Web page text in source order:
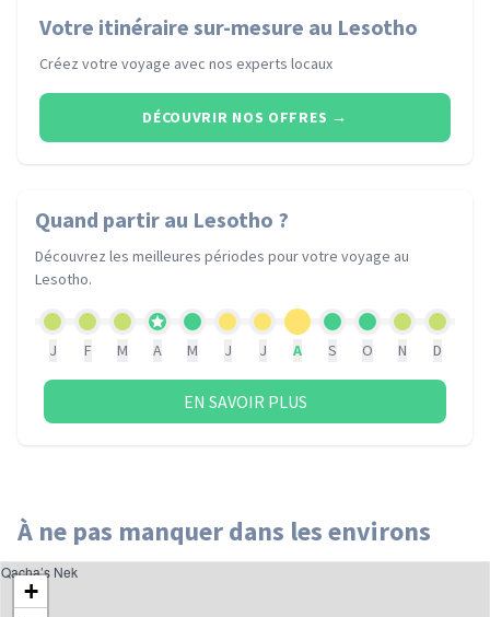
Votre itinéraire sur-mesure au Lesotho
Créez votre voyage avec nos experts locaux
DÉCOUVRIR NOS OFFRES →
Quand partir au Lesotho ?
Découvrez les meilleures périodes pour votre voyage au
Lesotho.
J F M A M J J A S O N D
EN SAVOIR PLUS
À ne pas manquer dans les environs
+
Qacha’s Nek